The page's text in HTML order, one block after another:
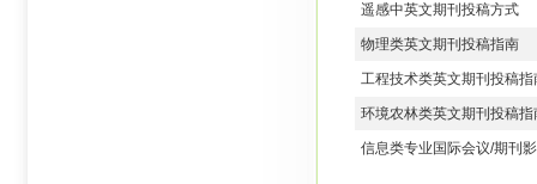
遥感中英文期刊投稿方式
物理类英文期刊投稿指南
工程技术类英文期刊投稿指
环境农林类英文期刊投稿指
信息类专业国际会议/期刊